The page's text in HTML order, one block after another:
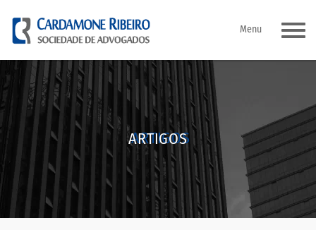
Pular
para
o
conteúdo
Menu
ARTIGOS